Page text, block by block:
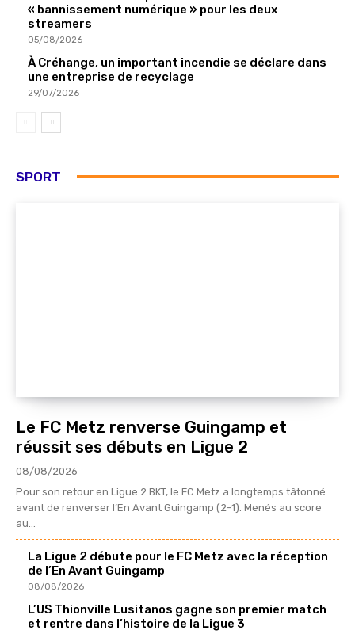
« bannissement numérique » pour les deux
streamers
05/08/2026
À Créhange, un important incendie se déclare dans
une entreprise de recyclage
29/07/2026
SPORT
Le FC Metz renverse Guingamp et
réussit ses débuts en Ligue 2
08/08/2026
Pour son retour en Ligue 2 BKT, le FC Metz a longtemps tâtonné
avant de renverser l’En Avant Guingamp (2-1). Menés au score
au...
La Ligue 2 débute pour le FC Metz avec la réception
de l’En Avant Guingamp
08/08/2026
L’US Thionville Lusitanos gagne son premier match
et rentre dans l’histoire de la Ligue 3